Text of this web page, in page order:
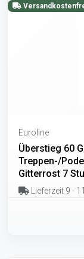
Euroline
Überstieg 60
Treppen-/
Gitterrost 7
Lieferzeit 9 -